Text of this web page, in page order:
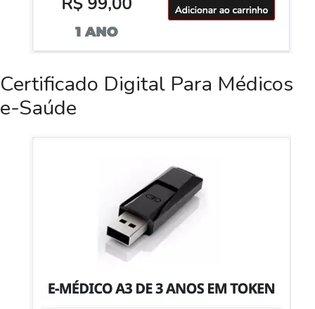
Certificado Digital Para Médicos
e-Saúde